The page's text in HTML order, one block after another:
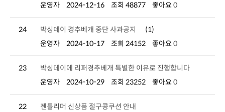
운영자
2024-12-16 조회 48877 좋아요 0
24 박싱데이 경추베개 중단 사과공지
(1)
운영자
2024-10-17 조회 24152 좋아요 0
23
박싱데이에 리퍼경추베개 특별한 이유로 진행합니다
운영자
2024-10-29 조회 23252 좋아요 0
22
젠틀리머 신상품 절구콩쿠션 안내